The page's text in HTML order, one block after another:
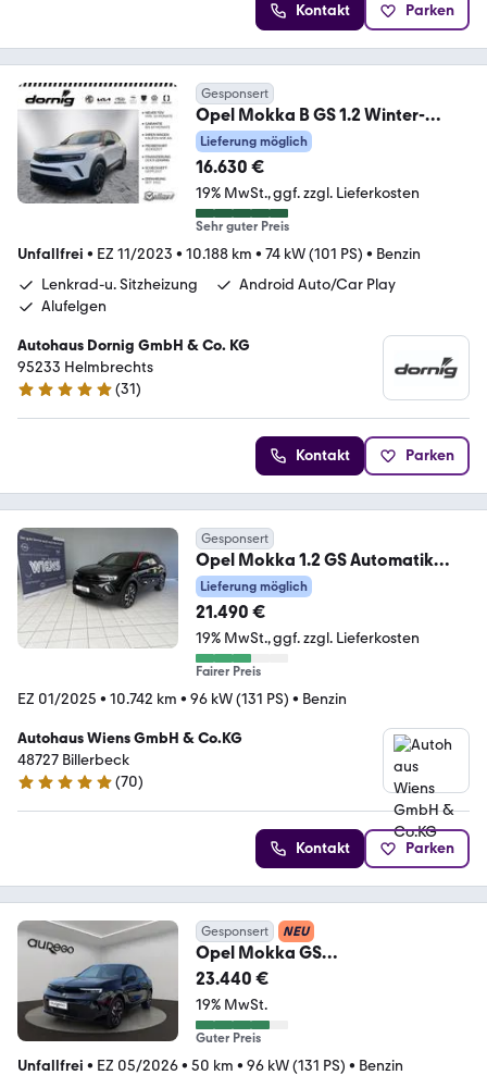
Kontakt Parken
Gesponsert
Opel Mokka B GS 1.2 Winter-
Paket,
Lieferung möglich
16.630 €
19% MwSt. ggf. zzgl. Lieferkosten
Sehr guter Preis
Unfallfrei • EZ 11/2023 • 10.188 km • 74 kW (101 PS) • Benzin
Lenkrad-u. Sitzheizung
Android Auto/Car Play
Alufelgen
Autohaus Dornig GmbH & Co. KG
95233 Helmbrechts
5 Sterne
(31)
Kontakt Parken
Gesponsert
Opel Mokka 1.2 GS Automatik
Navi, Kamera, Winter P.
Lieferung möglich
21.490 €
19% MwSt. ggf. zzgl. Lieferkosten
Fairer Preis
EZ 01/2025 • 10.742 km • 96 kW (131 PS) • Benzin
Autohaus Wiens GmbH & Co.KG
48727 Billerbeck
4.8 Sterne
(70)
Kontakt Parken
Gesponsert NEU
Opel Mokka GS
AT+PDC+KAM+LRH+SHZ+ALU+DA
B+TEMPO
23.440 €
19% MwSt.
Guter Preis
Unfallfrei • EZ 05/2026• 50 km • 96 kW (131 PS) • Benzin